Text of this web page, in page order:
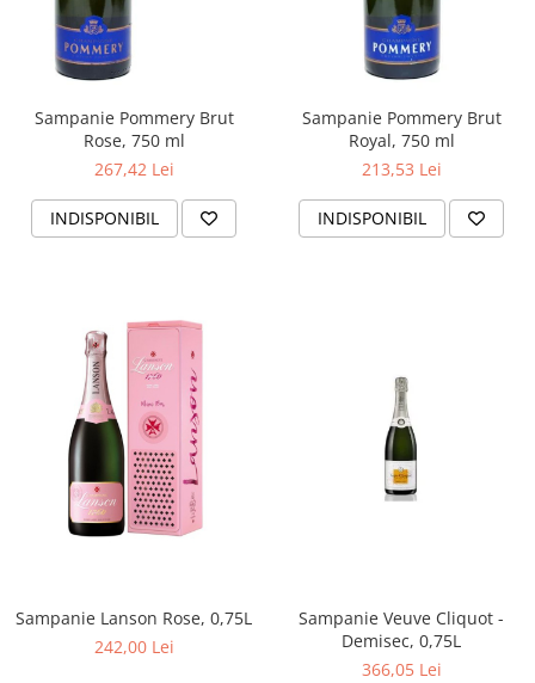
Sampanie Pommery Brut
Rose, 750 ml
267,42 Lei
INDISPONIBIL
Sampanie Pommery Brut
Royal, 750 ml
213,53 Lei
INDISPONIBIL
Sampanie Lanson Rose, 0,75L
242,00 Lei
Sampanie Veuve Cliquot -
Demisec, 0,75L
366,05 Lei